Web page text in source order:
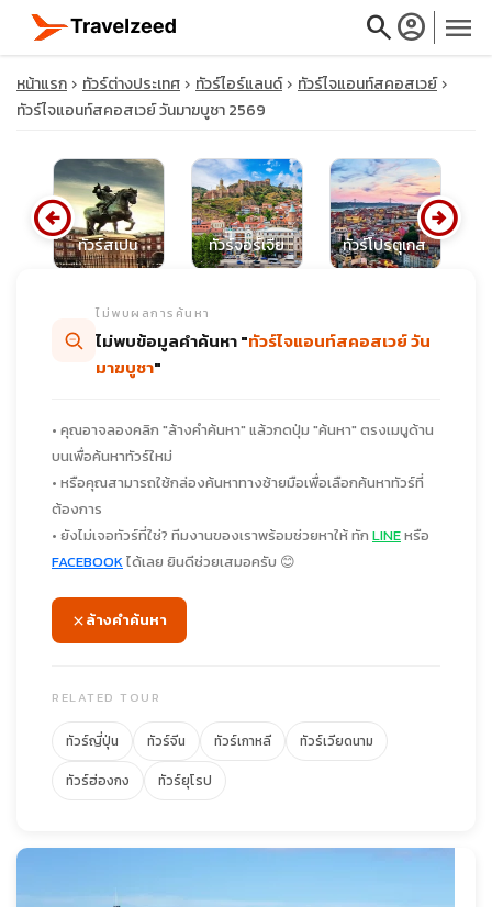
searchaccount_circle menu
close
travel_explore
หน้าแรก ทัวร์ต่างประเทศ ทัวร์ไอร์แลนด์
ทัวร์ไจแอนท์สคอสเวย์
ทัวร์ไจแอนท์สคอสเวย์ วันมาฆบูชา 2569
ทัวร์สเปน
ทัวร์จอร์เจีย ทัวร์โปรตุเกส
arrow_circle_left arrow_circle_right
ไม่พบผลการค้นหา
ไม่พบข้อมูลคำค้นหา "ทัวร์ไจแอนท์สคอสเวย์ วัน
มาฆบูชา"
• คุณอาจลองคลิก "ล้างคำค้นหา" แล้วกดปุ่ม "ค้นหา" ตรงเมนูด้าน
บนเพื่อค้นหาทัวร์ใหม่
• หรือคุณสามารถใช้กล่องค้นหาทางซ้ายมือเพื่อเลือกค้นหาทัวร์ที่
ต้องการ
• ยังไม่เจอทัวร์ที่ใช่? ทีมงานของเราพร้อมช่วยหาให้ ทัก LINEหรือ
FACEBOOKได้เลย ยินดีช่วยเสมอครับ 😊
ล้างคำค้นหา
RELATED TOUR
ทัวร์ญี่ปุ่น ทัวร์จีน ทัวร์เกาหลี
ทัวร์เวียดนาม
ทัวร์ฮ่องกง
ทัวร์ยุโรป